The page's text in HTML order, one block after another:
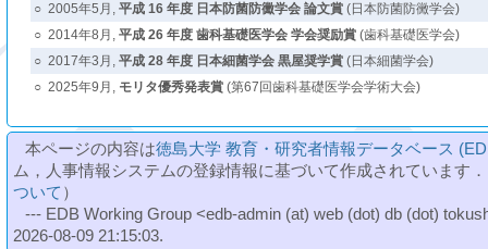
○ 2005年5月, 平成 16 年度 日本防菌防黴学会 論文賞(日本防菌防黴学会)
○ 2014年8月, 平成 26 年度 歯科基礎医学会 学会奨励賞(歯科基礎医学会)
○ 2017年3月, 平成 28 年度 日本細菌学会 黒屋奨学賞(日本細菌学会)
○ 2025年9月, モリタ優秀発表賞(第67回歯科基礎医学会学術大会)
本ページの内容は徳島大学 教育・研究者情報データベース
ム，人事情報システムの登録情報に基づいて作成されています
ついて ）
--- EDB Working Group <edb-admin (at) web (dot) db (dot)
2026-08-09 21:15:03.